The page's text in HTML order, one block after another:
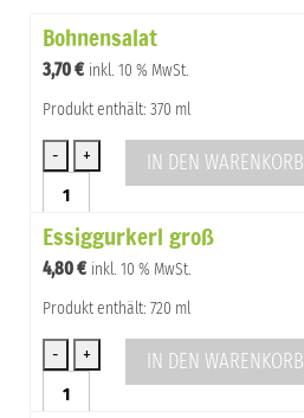
Bohnensalat
3,70€ inkl. 10 % MwSt.
Produkt enthält: 370 ml
Bohnensalat
Menge
IN DEN WARENKORB
Essiggurkerl groß
4,80€ inkl. 10 % MwSt.
Produkt enthält: 720 ml
Essiggurkerl
groß
IN DEN WARENKORB